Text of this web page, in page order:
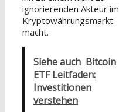
ignorierenden Akteur im
Kryptowährungsmarkt
macht.
Siehe auch Bitcoin
ETF Leitfaden:
Investitionen
verstehen